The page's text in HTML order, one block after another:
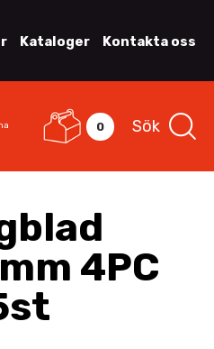
Kataloger Kontakta oss
0 Sök
4PC